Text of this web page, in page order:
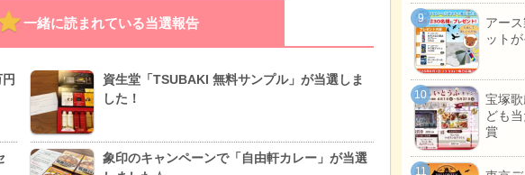
一緒に読まれている当選報告
資生堂「TSUBAKI 無料サンプル」が当選しま
した！
象印のキャンペーンで「自由軒カレー」が当選
アー
ット
宝塚
ども
賞